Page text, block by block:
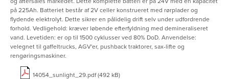
på 225Ah. Batteriet består af 2V celler konstrueret med rørplader og
flydende elektrolyt. Dette sikrer en pålidelig drift selv under udfordrende
forhold. Vedligehold: kræver løbende efterfyldning med demineraliseret
vand. Levetiden: er op til 1500 cyklusser ved 80% DoD. Anvendelse:
velegnet til gaffeltrucks, AGV'er, pushback traktorer, sax-lifte og
rengøringsmaskiner.
14054_sunlight_29.pdf (492 kB)